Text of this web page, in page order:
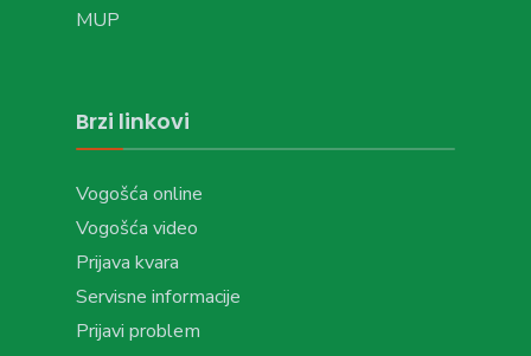
MUP
Brzi linkovi
Vogošća online
Vogošća video
Prijava kvara
Servisne informacije
Prijavi problem